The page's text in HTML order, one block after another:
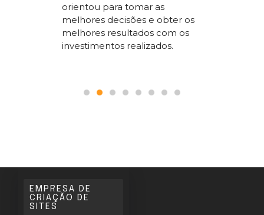
orientou para tomar as
melhores decisões e obter os
melhores resultados com os
investimentos realizados.
EMPRESA DE
CRIAÇÃO DE
SITES